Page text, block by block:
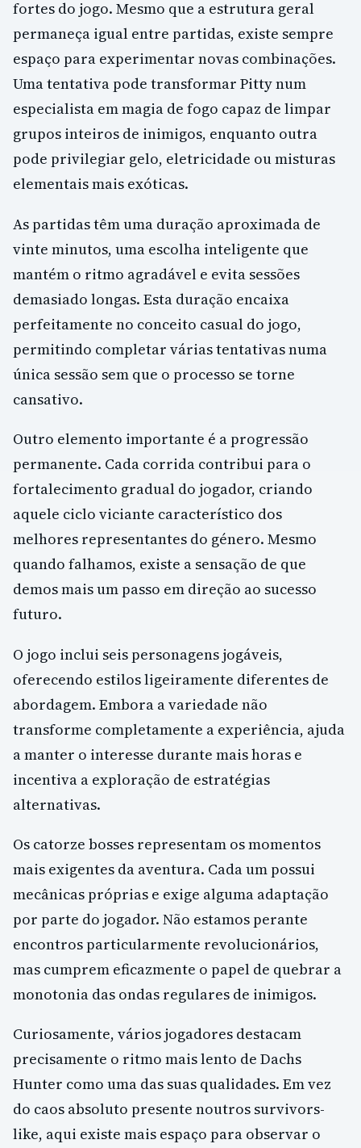
fortes do jogo. Mesmo que a estrutura geral
permaneça igual entre partidas, existe sempre
espaço para experimentar novas combinações.
Uma tentativa pode transformar Pitty num
especialista em magia de fogo capaz de limpar
grupos inteiros de inimigos, enquanto outra
pode privilegiar gelo, eletricidade ou misturas
elementais mais exóticas.
As partidas têm uma duração aproximada de
vinte minutos, uma escolha inteligente que
mantém o ritmo agradável e evita sessões
demasiado longas. Esta duração encaixa
perfeitamente no conceito casual do jogo,
permitindo completar várias tentativas numa
única sessão sem que o processo se torne
cansativo.
Outro elemento importante é a progressão
permanente. Cada corrida contribui para o
fortalecimento gradual do jogador, criando
aquele ciclo viciante característico dos
melhores representantes do género. Mesmo
quando falhamos, existe a sensação de que
demos mais um passo em direção ao sucesso
futuro.
O jogo inclui seis personagens jogáveis,
oferecendo estilos ligeiramente diferentes de
abordagem. Embora a variedade não
transforme completamente a experiência, ajuda
a manter o interesse durante mais horas e
incentiva a exploração de estratégias
alternativas.
Os catorze bosses representam os momentos
mais exigentes da aventura. Cada um possui
mecânicas próprias e exige alguma adaptação
por parte do jogador. Não estamos perante
encontros particularmente revolucionários,
mas cumprem eficazmente o papel de quebrar a
monotonia das ondas regulares de inimigos.
Curiosamente, vários jogadores destacam
precisamente o ritmo mais lento de Dachs
Hunter como uma das suas qualidades. Em vez
do caos absoluto presente noutros survivors-
like, aqui existe mais espaço para observar o